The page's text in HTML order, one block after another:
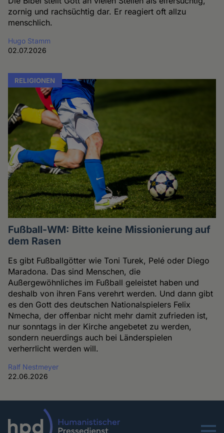
zornig und rachsüchtig dar. Er reagiert oft allzu
menschlich.
Hugo Stamm
02.07.2026
RELIGIONEN
Fußball-WM: Bitte keine Missionierung auf
dem Rasen
Es gibt Fußballgötter wie Toni Turek, Pelé oder Diego
Maradona. Das sind Menschen, die
Außergewöhnliches im Fußball geleistet haben und
deshalb von ihren Fans verehrt werden. Und dann gibt
es den Gott des deutschen Nationalspielers Felix
Nmecha, der offenbar nicht mehr damit zufrieden ist,
nur sonntags in der Kirche angebetet zu werden,
sondern neuerdings auch bei Länderspielen
verherrlicht werden will.
Ralf Nestmeyer
22.06.2026